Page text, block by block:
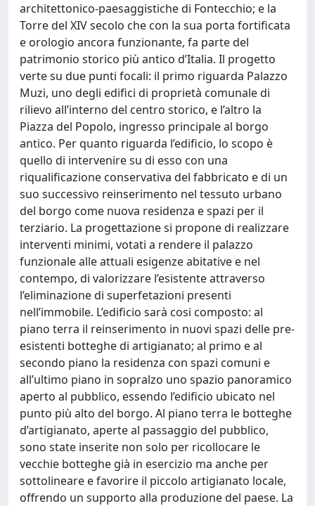
architettonico-paesaggistiche di Fontecchio; e la
Torre del XIV secolo che con la sua porta fortificata
e orologio ancora funzionante, fa parte del
patrimonio storico più antico d’Italia. Il progetto
verte su due punti focali: il primo riguarda Palazzo
Muzi, uno degli edifici di proprietà comunale di
rilievo all’interno del centro storico, e l’altro la
Piazza del Popolo, ingresso principale al borgo
antico. Per quanto riguarda l’edificio, lo scopo è
quello di intervenire su di esso con una
riqualificazione conservativa del fabbricato e di un
suo successivo reinserimento nel tessuto urbano
del borgo come nuova residenza e spazi per il
terziario. La progettazione si propone di realizzare
interventi minimi, votati a rendere il palazzo
funzionale alle attuali esigenze abitative e nel
contempo, di valorizzare l’esistente attraverso
l’eliminazione di superfetazioni presenti
nell’immobile. L’edificio sarà cosi composto: al
piano terra il reinserimento in nuovi spazi delle pre-
esistenti botteghe di artigianato; al primo e al
secondo piano la residenza con spazi comuni e
all’ultimo piano in sopralzo uno spazio panoramico
aperto al pubblico, essendo l’edificio ubicato nel
punto più alto del borgo. Al piano terra le botteghe
d’artigianato, aperte al passaggio del pubblico,
sono state inserite non solo per ricollocare le
vecchie botteghe già in esercizio ma anche per
sottolineare e favorire il piccolo artigianato locale,
offrendo un supporto alla produzione del paese. La